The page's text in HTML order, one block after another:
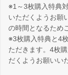
※1～3枚購入特典
いただくようお願
の時間となるため
※3枚購入特典と4
ただきます。4枚
だくようお願いい